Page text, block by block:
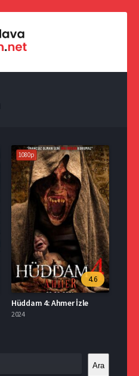
1080p
4.6
Hüddam 4: Ahmer İzle
2024
Ara